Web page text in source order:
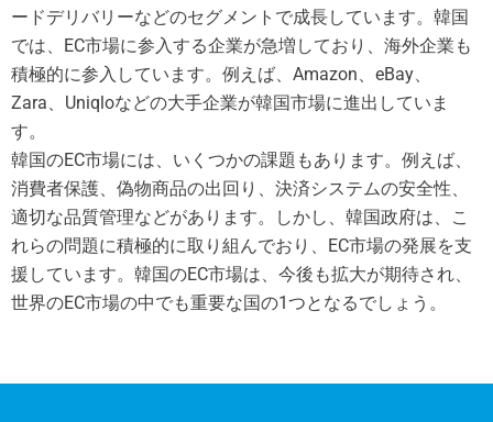
ードデリバリーなどのセグメントで成長しています。韓国
では、EC市場に参入する企業が急増しており、海外企業も
積極的に参入しています。例えば、Amazon、eBay、
Zara、Uniqloなどの大手企業が韓国市場に進出していま
す。
韓国のEC市場には、いくつかの課題もあります。例えば、
消費者保護、偽物商品の出回り、決済システムの安全性、
適切な品質管理などがあります。しかし、韓国政府は、こ
れらの問題に積極的に取り組んでおり、EC市場の発展を支
援しています。韓国のEC市場は、今後も拡大が期待され、
世界のEC市場の中でも重要な国の1つとなるでしょう。